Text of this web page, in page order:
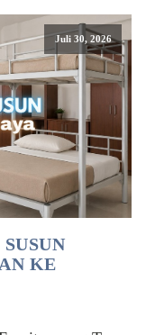
Juli 30, 2026
KE